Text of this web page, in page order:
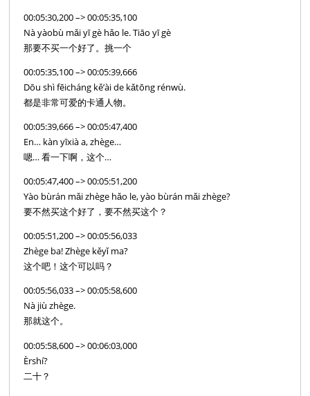
00:05:30,200 –> 00:05:35,100
Nà yàobù mǎi yī gè hǎo le. Tiāo yī gè
那要不买一个好了。挑一个
00:05:35,100 –> 00:05:39,666
Dōu shì fēicháng kě’ài de kǎtōng rénwù.
都是非常可爱的卡通人物。
00:05:39,666 –> 00:05:47,400
En… kàn yīxià a, zhège…
嗯… 看一下啊，这个…
00:05:47,400 –> 00:05:51,200
Yào bùrán mǎi zhège hǎo le, yào bùrán mǎi zhège?
要不然买这个好了，要不然买这个？
00:05:51,200 –> 00:05:56,033
Zhège ba! Zhège kěyǐ ma?
这个吧！这个可以吗？
00:05:56,033 –> 00:05:58,600
Nà jiù zhège.
那就这个。
00:05:58,600 –> 00:06:03,000
Èrshí?
二十？